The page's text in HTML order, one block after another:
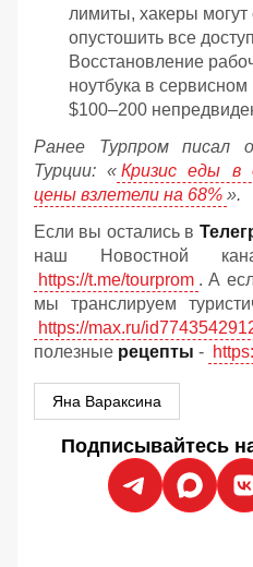
лимиты, хакеры
опустошить все
Восстановление
ноутбука в
$100–200
Ранее Турпром писал
Турции: « Кризис еды в
цены взлетели на 68% ».
Если вы остались в
наш Новостной
https://t.me/tourprom . А
мы транслируем
https://max.ru/
полезные рецепты -
Яна Вараксина
Подписывайтесь